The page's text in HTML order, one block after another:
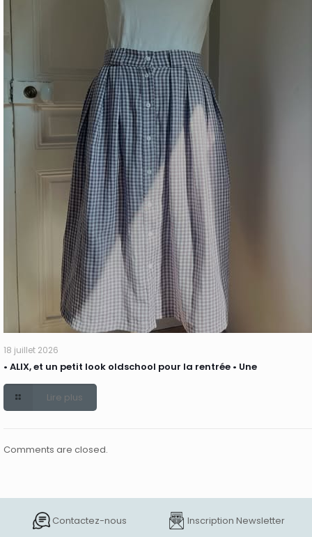
18 juillet 2026
• ALIX, et un petit look oldschool pour la rentrée • Une
Lire plus
Comments are closed.
Contactez-nous
Inscription Newsletter